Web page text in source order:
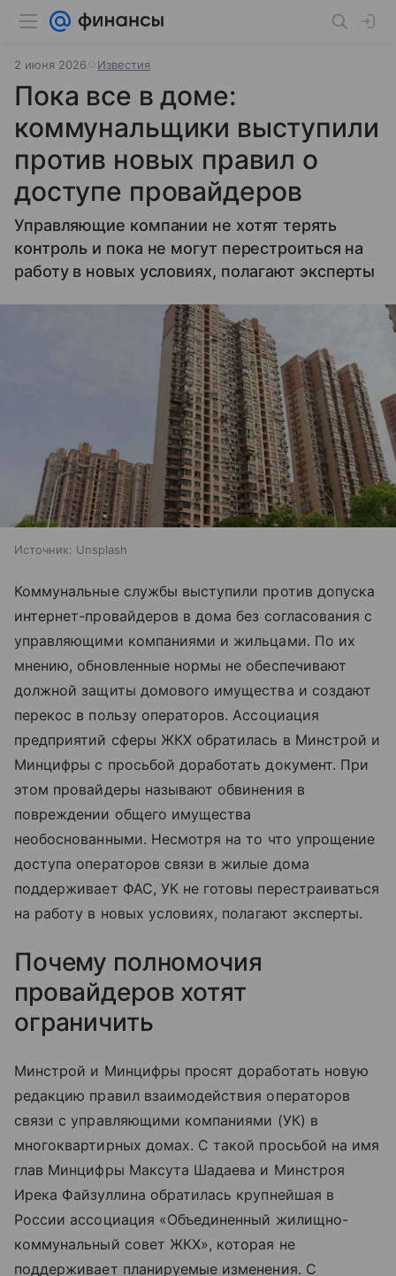
2 июня 2026 Известия
Пока все в доме:
коммунальщики выступили
против новых правил о
доступе провайдеров
Управляющие компании не хотят терять
контроль и пока не могут перестроиться на
работу в новых условиях, полагают эксперты
Источник: Unsplash
Коммунальные службы выступили против допуска
интернет-провайдеров в дома без согласования с
управляющими компаниями и жильцами. По их
мнению, обновленные нормы не обеспечивают
должной защиты домового имущества и создают
перекос в пользу операторов. Ассоциация
предприятий сферы ЖКХ обратилась в Минстрой и
Минцифры с просьбой доработать документ. При
этом провайдеры называют обвинения в
повреждении общего имущества
необоснованными. Несмотря на то что упрощение
доступа операторов связи в жилые дома
поддерживает ФАС, УК не готовы перестраиваться
на работу в новых условиях, полагают эксперты.
Почему полномочия
провайдеров хотят
ограничить
Минстрой и Минцифры просят доработать новую
редакцию правил взаимодействия операторов
связи с управляющими компаниями (УК) в
многоквартирных домах. С такой просьбой на имя
глав Минцифры Максута Шадаева и Минстроя
Ирека Файзуллина обратилась крупнейшая в
России ассоциация «Объединенный жилищно-
коммунальный совет ЖКХ», которая не
поддерживает планируемые изменения. С